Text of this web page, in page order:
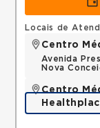
Locais de
Centro
Avenida
Nova
Centro
Rua Doutor
Conceicao,